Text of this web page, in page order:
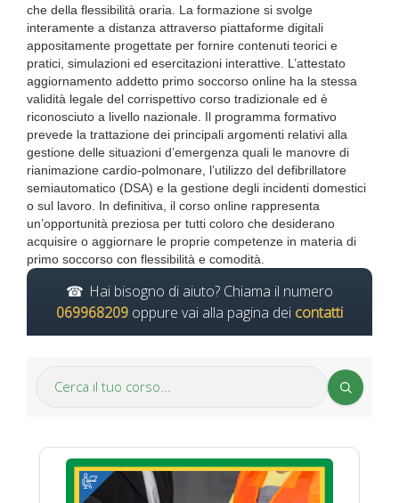
che della flessibilità oraria. La formazione si svolge
interamente a distanza attraverso piattaforme digitali
appositamente progettate per fornire contenuti teorici e
pratici, simulazioni ed esercitazioni interattive. L’attestato
aggiornamento addetto primo soccorso online ha la stessa
validità legale del corrispettivo corso tradizionale ed è
riconosciuto a livello nazionale. Il programma formativo
prevede la trattazione dei principali argomenti relativi alla
gestione delle situazioni d’emergenza quali le manovre di
rianimazione cardio-polmonare, l’utilizzo del defibrillatore
semiautomatico (DSA) e la gestione degli incidenti domestici
o sul lavoro. In definitiva, il corso online rappresenta
un’opportunità preziosa per tutti coloro che desiderano
acquisire o aggiornare le proprie competenze in materia di
primo soccorso con flessibilità e comodità.
Hai bisogno di aiuto? Chiama il numero
069968209 oppure vai alla pagina dei contatti